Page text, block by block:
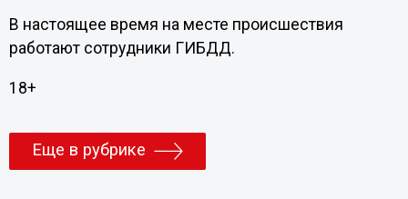
В настоящее время на месте происшествия
работают сотрудники ГИБДД.
18+
Еще в рубрике